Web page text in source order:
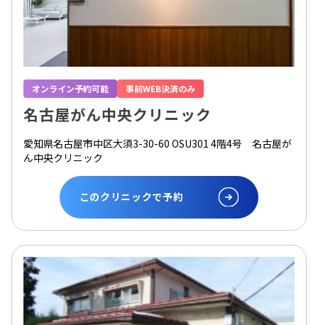
オンライン予約可能 事前WEB決済のみ
名古屋がん中央クリニック
愛知県名古屋市中区大須3-30-60 OSU301 4階4号 名古屋が
ん中央クリニック
このクリニックで予約